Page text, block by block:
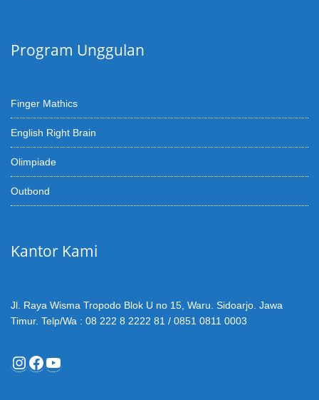
Program Unggulan
Finger Mathics
English Right Brain
Olimpiade
Outbond
Kantor Kami
Jl. Raya Wisma Tropodo Blok U no 15, Waru. Sidoarjo. Jawa
Timur. Telp/Wa : 08 222 8 2222 81 / 0851 0811 0003
Instagram
Facebook
YouTube